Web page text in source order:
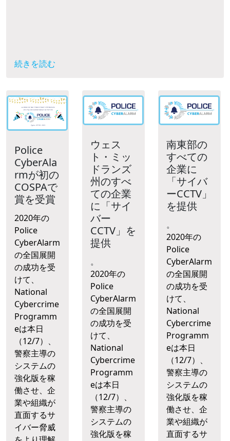
続きを読む
Police
CyberAla
rmが初の
COSPAで
賞を受賞
2020年の
Police
CyberAlarm
の全国展開
の成功を受
けて、
National
Cybercrime
Programm
eは本日
（12/7）、
警察主導の
システムの
強化版を稼
働させ、企
業や組織が
直面するサ
イバー脅威
ウェス
ト・ミッ
ドランズ
州のすべ
ての企業
に「サイ
バー
CCTV」を
提供
。
2020年の
Police
CyberAlarm
の全国展開
の成功を受
けて、
National
Cybercrime
Programm
eは本日
（12/7）、
警察主導の
システムの
強化版を稼
南東部の
すべての
企業に
「サイバ
ーCCTV」
を提供
。
2020年の
Police
CyberAlarm
の全国展開
の成功を受
けて、
National
Cybercrime
Programm
eは本日
（12/7）、
警察主導の
システムの
強化版を稼
働させ、企
業や組織が
直面するサ